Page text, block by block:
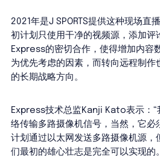
2021年是J SPORTS提供这种现场直
初计划只使用干净的视频源，添加评
Express的密切合作，使得增加内容
为优先考虑的因素，而转向远程制作
的长期战略方向。
Express技术总监Kanji Kato表示：“
络传输多路摄像机信号，当然，它必
计划通过以太网发送多路摄像机源，
们最初的雄心壮志是完全可以实现的